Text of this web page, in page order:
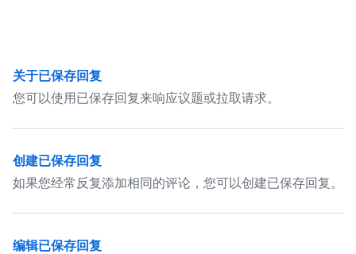
关于已保存回复
您可以使用已保存回复来响应议题或拉取请求。
创建已保存回复
如果您经常反复添加相同的评论，您可以创建已保存回复。
编辑已保存回复